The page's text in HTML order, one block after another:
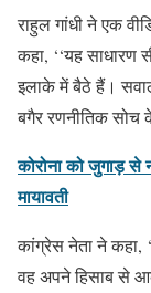
राहुल गांधी ने एक
कहा, ‘‘यह साधारण
इलाके में बैठे हैं।
बगैर रणनीतिक सोच
कोरोना को जुगाड़ से
मायावती
कांग्रेस नेता ने कहा,
वह अपने हिसाब से